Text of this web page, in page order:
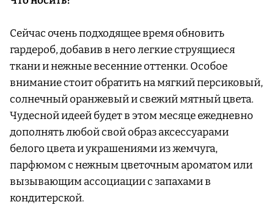
Сейчас очень подходящее время обновить
гардероб, добавив в него легкие струящиеся
ткани и нежные весенние оттенки. Особое
внимание стоит обратить на мягкий персиковый,
солнечный оранжевый и свежий мятный цвета.
Чудесной идеей будет в этом месяце ежедневно
дополнять любой свой образ аксессуарами
белого цвета и украшениями из жемчуга,
парфюмом с нежным цветочным ароматом или
вызывающим ассоциации с запахами в
кондитерской.